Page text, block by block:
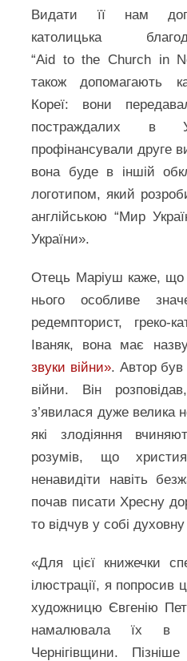
Видати її нам
католицька
“Aid to the Church in
також допомагають
Кореї: вони
постраждалих в
профінансували друге
вона буде в іншій
логотипом, який
англійською “Мир
України».
Отець Маріуш каже, що
нього особливе
редемпторист,
Іваняк, вона має
звуки війни». Автор був
війни. Він
з’явилася дуже велика
які злодіяння
розумів, що
ненавидіти навіть
почав писати Хресну
то відчув у собі
«Для цієї книжечки
ілюстрації, я попросив
художницю Євгенію
намалювала їх в
Чернігівщини.